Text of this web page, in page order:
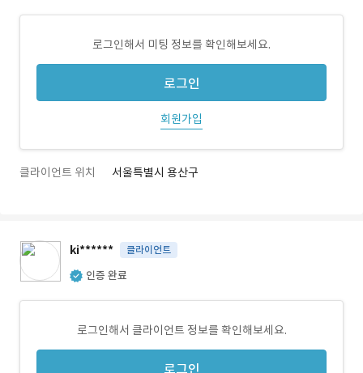
로그인해서 미팅 정보를 확인해보세요.
로그인
회원가입
클라이언트 위치 서울특별시 용산구
ki****** 클라이언트
인증 완료
로그인해서 클라이언트 정보를 확인해보세요.
로그인